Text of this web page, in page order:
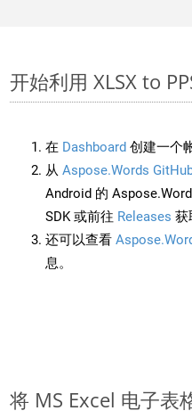
开始利用 XLSX to
在 Dashboard 创建一个
从 Aspose.Words
Android 的
SDK 或前往 Releases 获
还可以查看
息。
将 MS Excel 电子表